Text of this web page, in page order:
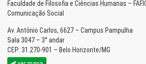
Faculdade de Filosofia e Ciências Humanas –
Comunicação Social
Av. Antônio Carlos, 6627 – Campus Pampulha
Sala 3047 – 3° andar
CEP: 31.270-901 – Belo Horizonte/MG